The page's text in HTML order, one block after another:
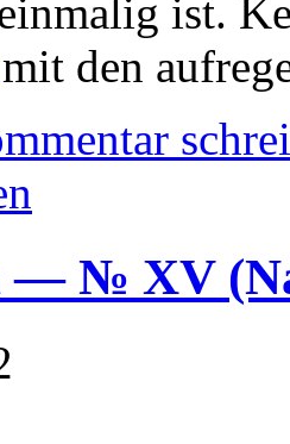
ist.
mit den
— № XV